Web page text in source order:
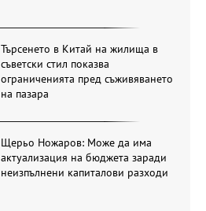
Търсенето в Китай на жилища в
съветски стил показва
ограниченията пред съживяването
на пазара
Щерьо Ножаров: Може да има
актуализация на бюджета заради
неизпълнени капиталови разходи